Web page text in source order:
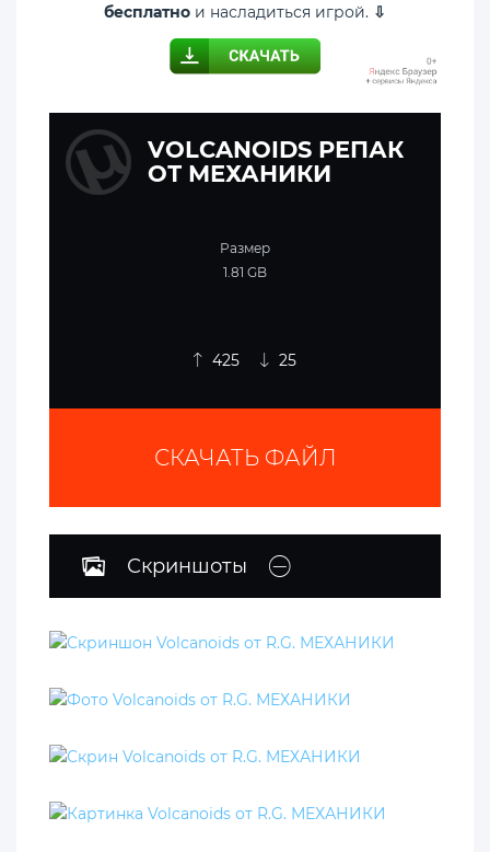
бесплатно и насладиться игрой. ⇩
VOLCANOIDS РЕПАК
ОТ МЕХАНИКИ
Размер
1.81 GB
425 25
СКАЧАТЬ ФАЙЛ
Скриншоты